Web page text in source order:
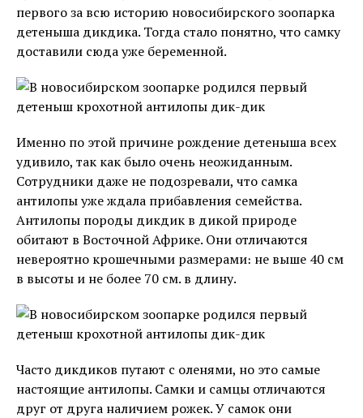
первого за всю историю новосибирского зоопарка
детеныша дикдика. Тогда стало понятно, что самку
доставили сюда уже беременной.
Именно по этой причине рождение детеныша всех
удивило, так как было очень неожиданным.
Сотрудники даже не подозревали, что самка
антилопы уже ждала прибавления семейства.
Антилопы породы дикдик в дикой природе
обитают в Восточной Африке. Они отличаются
невероятно крошечными размерами։ не выше 40 см
в высоты и не более 70 см. в длину.
Часто дикдиков путают с оленями, но это самые
настоящие антилопы. Самки и самцы отличаются
друг от друга наличием рожек. У самок они